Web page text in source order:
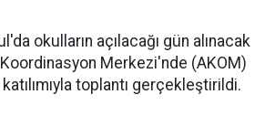
okulların açılacağı gün alınacak
Merkezi'nde (AKOM)
toplantı gerçekleştirildi.